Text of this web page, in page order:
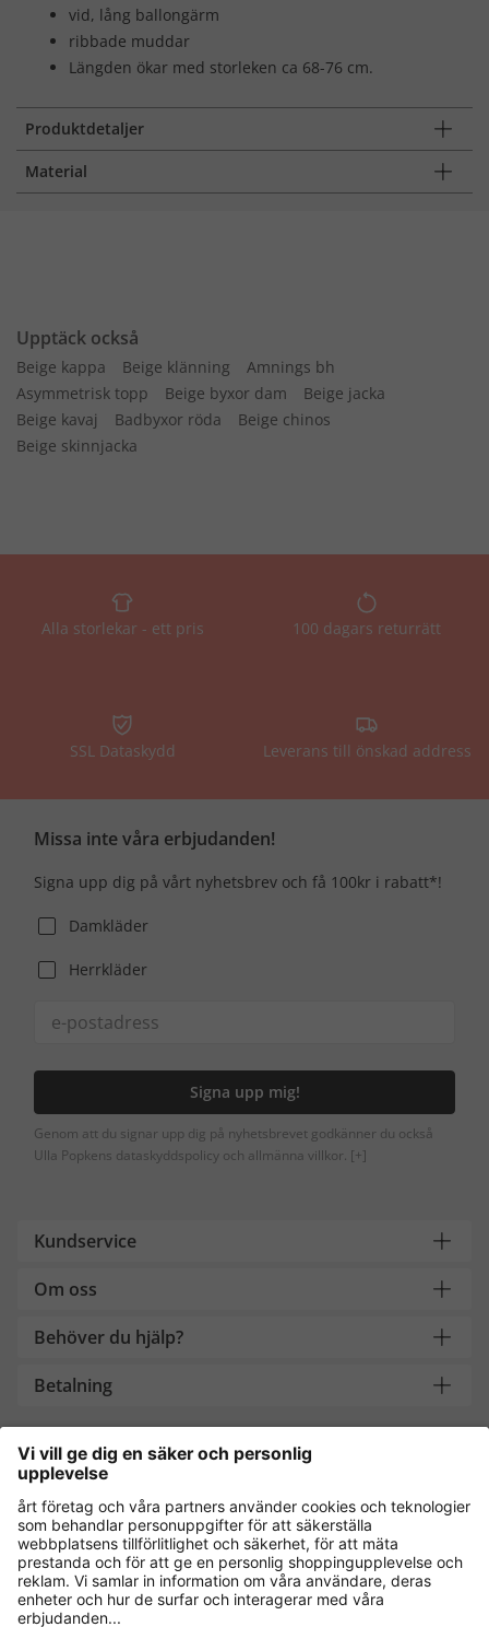
vid, lång ballongärm
ribbade muddar
Längden ökar med storleken ca 68-76 cm.
Produktdetaljer
Material
Upptäck också
Beige kappa Beige klänning
Amnings bh
Asymmetrisk topp
Beige byxor dam
Beige jacka
Beige kavaj
Badbyxor röda
Beige chinos
Beige skinnjacka
Alla storlekar - ett pris 100 dagars returrätt
SSL Dataskydd Leverans till önskad address
Missa inte våra erbjudanden!
Signa upp dig på vårt nyhetsbrev och få 100kr i rabatt*!
Damkläder
Herrkläder
Signa upp mig!
Genom att du signar upp dig på nyhetsbrevet godkänner du också
Ulla Popkens dataskyddspolicy och allmänna villkor. [+]
Kundservice
Om oss
Behöver du hjälp?
Betalning
Handla säkert med
Andra onlinebutiker
Sverige